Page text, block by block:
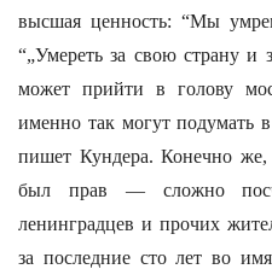
высшая ценность: “Мы
“„Умереть за свою страну
может прийти в голову
именно так могут подумать
пишет Кундера. Конечно
был прав — сложно
ленинградцев и прочих
за последние сто лет во